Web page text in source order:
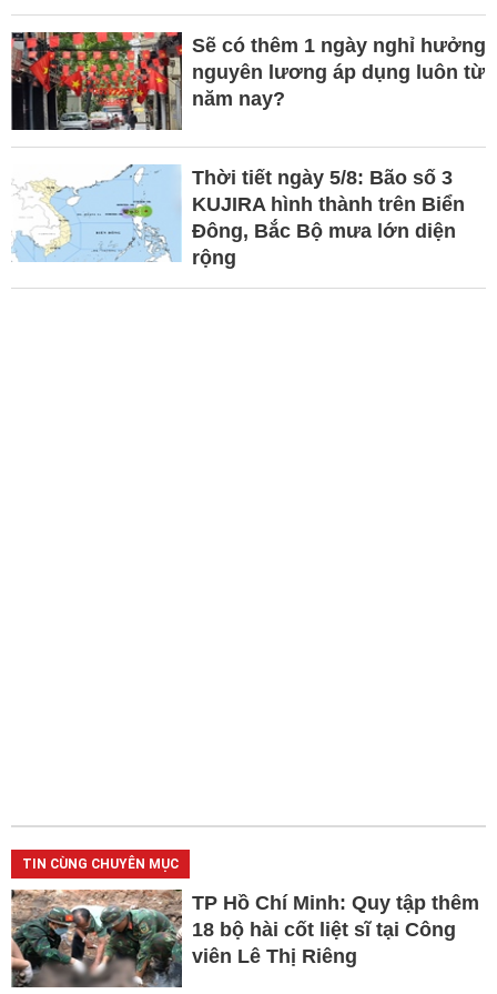
Sẽ có thêm 1 ngày nghỉ hưởng
nguyên lương áp dụng luôn từ
năm nay?
Thời tiết ngày 5/8: Bão số 3
KUJIRA hình thành trên Biển
Đông, Bắc Bộ mưa lớn diện
rộng
TIN CÙNG CHUYÊN MỤC
TP Hồ Chí Minh: Quy tập thêm
18 bộ hài cốt liệt sĩ tại Công
viên Lê Thị Riêng